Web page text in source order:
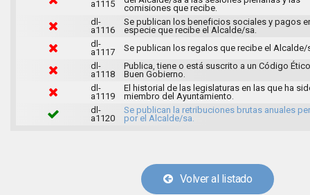
a1115
comisiones que recibe.
dl-
a1116
Se publican los beneficios sociales y pagos
especie que recibe el Alcalde/sa.
dl-
a1117
Se publican los regalos que recibe el Alcalde/
dl-
a1118
Publica, tiene o está suscrito a un Código
Buen Gobierno.
dl-
a1119
El historial de las legislaturas en las que ha
miembro del Ayuntamiento.
dl-
a1120
Se publican la retribuciones brutas anuales
por el Alcalde/sa.
Volver al listado